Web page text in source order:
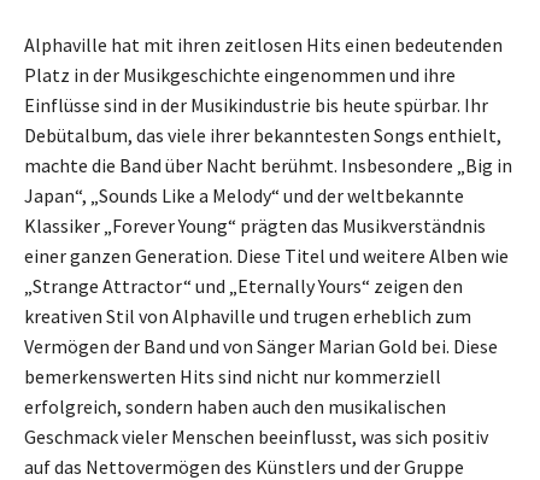
Alphaville hat mit ihren zeitlosen Hits einen bedeutenden
Platz in der Musikgeschichte eingenommen und ihre
Einflüsse sind in der Musikindustrie bis heute spürbar. Ihr
Debütalbum, das viele ihrer bekanntesten Songs enthielt,
machte die Band über Nacht berühmt. Insbesondere „Big in
Japan“, „Sounds Like a Melody“ und der weltbekannte
Klassiker „Forever Young“ prägten das Musikverständnis
einer ganzen Generation. Diese Titel und weitere Alben wie
„Strange Attractor“ und „Eternally Yours“ zeigen den
kreativen Stil von Alphaville und trugen erheblich zum
Vermögen der Band und von Sänger Marian Gold bei. Diese
bemerkenswerten Hits sind nicht nur kommerziell
erfolgreich, sondern haben auch den musikalischen
Geschmack vieler Menschen beeinflusst, was sich positiv
auf das Nettovermögen des Künstlers und der Gruppe